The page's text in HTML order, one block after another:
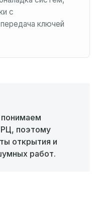
с
ключей
поэтому
открытия и
работ.